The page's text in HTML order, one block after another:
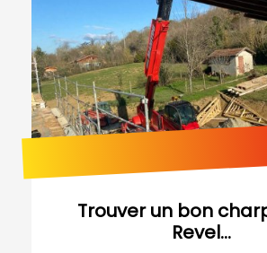
Trouver un bon
Revel...